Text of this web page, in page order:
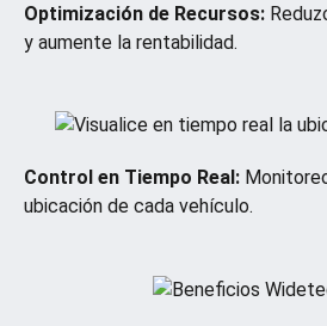
Optimización de Recursos:
y aumente la rentabilidad.
Control en Tiempo Real:
ubicación de cada vehículo.